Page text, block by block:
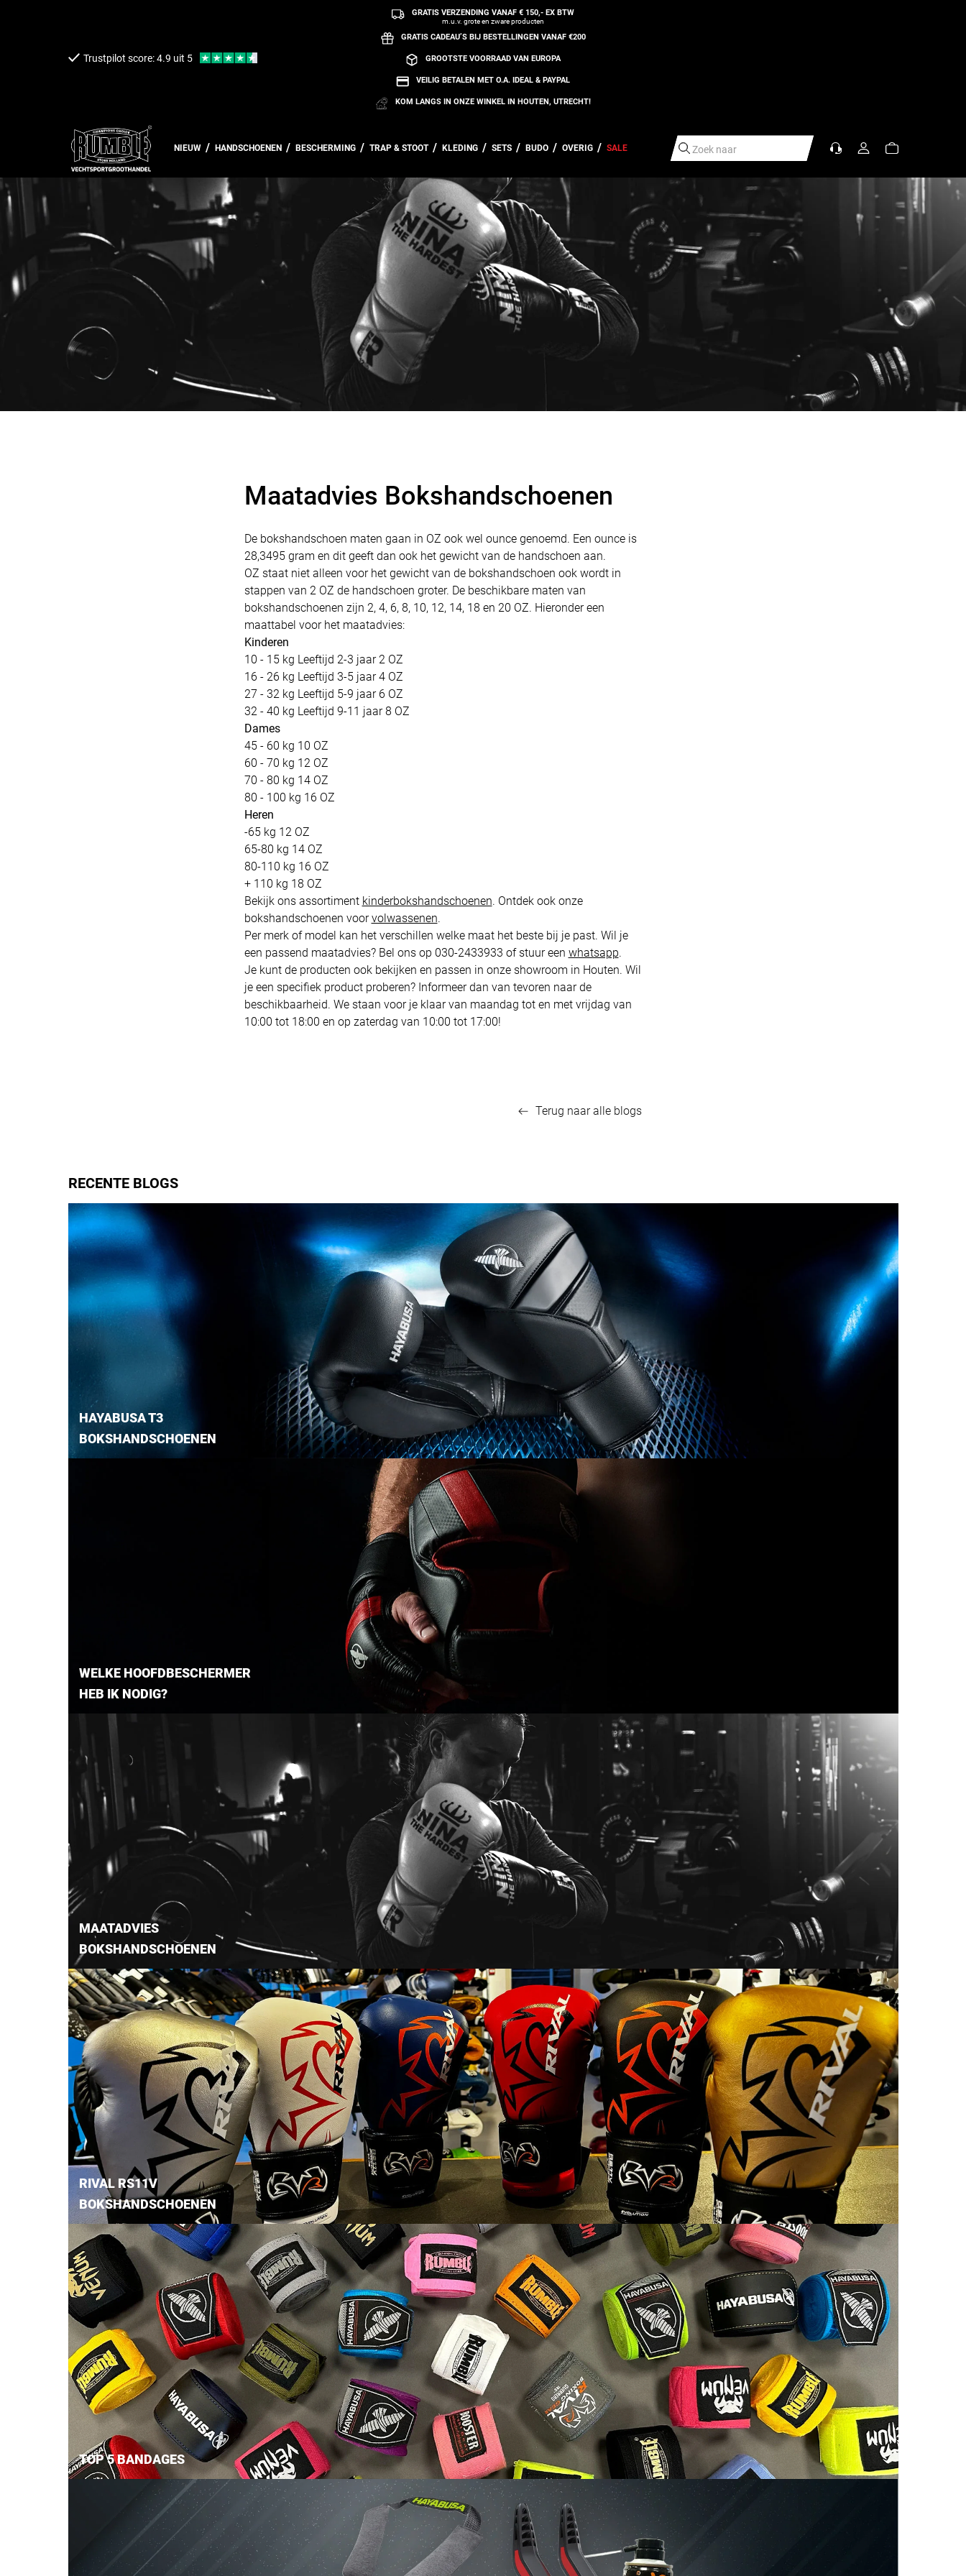
Trustpilot score: 4.9 uit 5
GRATIS VERZENDING VANAF € 150,- EX BTW
m.u.v. grote en zware producten
GRATIS CADEAU’S BIJ BESTELLINGEN VANAF €200
GROOTSTE VOORRAAD VAN EUROPA
VEILIG BETALEN MET O.A. IDEAL & PAYPAL
KOM LANGS IN ONZE WINKEL IN HOUTEN, UTRECHT!
NIEUW HANDSCHOENEN BESCHERMING TRAP & STOOT KLEDING SETS BUDO OVERIG SALE Zoek naar
Maatadvies Bokshandschoenen
De bokshandschoen maten gaan in OZ ook wel ounce genoemd. Een ounce is
28,3495 gram en dit geeft dan ook het gewicht van de handschoen aan.
OZ staat niet alleen voor het gewicht van de bokshandschoen ook wordt in
stappen van 2 OZ de handschoen groter. De beschikbare maten van
bokshandschoenen zijn 2, 4, 6, 8, 10, 12, 14, 18 en 20 OZ. Hieronder een
maattabel voor het maatadvies:
Kinderen
10 - 15 kg Leeftijd 2-3 jaar 2 OZ
16 - 26 kg Leeftijd 3-5 jaar 4 OZ
27 - 32 kg Leeftijd 5-9 jaar 6 OZ
32 - 40 kg Leeftijd 9-11 jaar 8 OZ
Dames
45 - 60 kg 10 OZ
60 - 70 kg 12 OZ
70 - 80 kg 14 OZ
80 - 100 kg 16 OZ
Heren
-65 kg 12 OZ
65-80 kg 14 OZ
80-110 kg 16 OZ
+ 110 kg 18 OZ
Bekijk ons assortiment kinderbokshandschoenen. Ontdek ook onze
bokshandschoenen voorvolwassenen.
Per merk of model kan het verschillen welke maat het beste bij je past. Wil je
een passend maatadvies? Bel ons op 030-2433933 of stuur een whatsapp.
Je kunt de producten ook bekijken en passen in onze showroom in Houten. Wil
je een specifiek product proberen? Informeer dan van tevoren naar de
beschikbaarheid. We staan voor je klaar van maandag tot en met vrijdag van
10:00 tot 18:00 en op zaterdag van 10:00 tot 17:00!
Terug naar alle blogs
RECENTE BLOGS
HAYABUSA T3
BOKSHANDSCHOENEN
WELKE HOOFDBESCHERMER
HEB IK NODIG?
MAATADVIES
BOKSHANDSCHOENEN
RIVAL RS11V
BOKSHANDSCHOENEN
TOP 5 BANDAGES